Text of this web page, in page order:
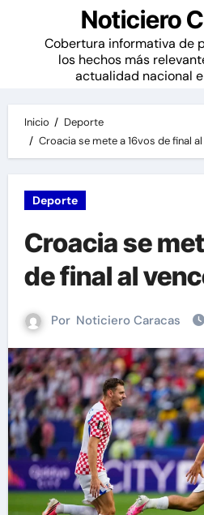
Noticiero
Cobertura informativa de
los hechos más
actualidad nacional
Inicio
Deporte
Croacia se mete a 16vos de final
Deporte
Croacia se
de final al
Por Noticiero Caracas